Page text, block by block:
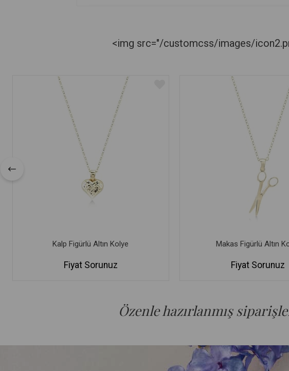
<img src="/customcss/images/
Kalp Figürlü Altın Kolye
Fiyat Sorunuz
Makas Figürlü Altın
Fiyat Sorunuz
Özenle hazırlanmış